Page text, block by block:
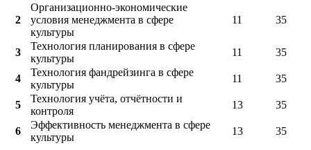
2
Организационно-экономические
условия менеджмента в сфере
культуры
11 35
3
Технология планирования в сфере
культуры
11 35
4
Технология фандрейзинга в сфере
культуры
11 35
5
Технология учёта, отчётности и
контроля
13 35
6
Эффективность менеджмента в сфере
культуры
13 35